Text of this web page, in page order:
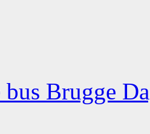
bus Brugge